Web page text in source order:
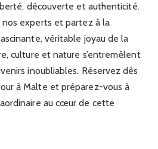
découverte et authenticité.
nos experts et partez à la
véritable joyau de la
culture et nature s’entremêlent
inoubliables. Réservez dès
à Malte et préparez-vous à
au cœur de cette